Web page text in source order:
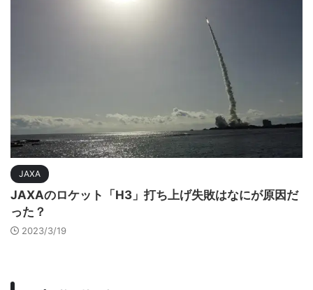
JAXA
JAXAのロケット「H3」打ち上げ失敗はなにが原因だ
った？
2023/3/19